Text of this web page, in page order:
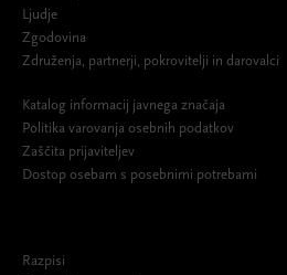
Ljudje
Zgodovina
Združenja, partnerji, pokrovitelji in darovalci
Katalog informacij javnega značaja
Politika varovanja osebnih podatkov
Zaščita prijaviteljev
Dostop osebam s posebnimi potrebami
Razpisi